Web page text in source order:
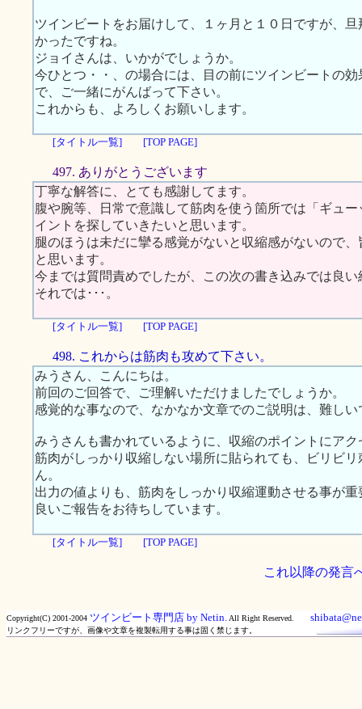
ツインビートをお届けして、１ヶ月と１０日ですが、
かったですね。
ジョイさんは、いかがでしょうか。
今ひとつ・・、の場合には、目の前にツインビートの
で、ご一緒にがんばって下さい。
これからも、よろしくお願いします。
[タイトル一覧] [TOP PAGE]
497. ありがとうございます
丁寧な解答に、とても感謝してます。
腹や腕等、日常で意識して筋肉を使う箇所では「ギュ
イントを探していきたいと思います。
腿のほうは未だに攣る感覚がないと収縮感がないので
と思います。
今までは質問責めでしたが、この次の書き込みでは良
それでは･･･。
[タイトル一覧] [TOP PAGE]
498. これからは筋肉も攻めて下さい。
みうさん、こんにちは。
前回のご回答で、ご理解いただけましたでしょうか。
感覚的な事なので、なかなか文章でのご説明は、難しい
みうさんも書かれているように、収縮のポイントにア
筋肉がしっかり収縮しない場所に貼られても、ビリビ
ん。
出力の値よりも、筋肉をしっかり収縮運動させる事が
良いご報告をお待ちしています。
[タイトル一覧] [TOP PAGE]
これ以降の発言
Copyright(C) 2001-2004 ツインビート専門店 by Netin. All Right Reserved.
リンクフリーですが、画像や文章を複製転用する事は固く禁じます。